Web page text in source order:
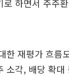
로 하면서 주주
한 재평가 흐름
소각, 배당 확대